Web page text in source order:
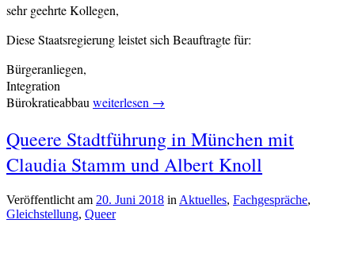
sehr geehrte Kollegen,
Diese Staatsregierung leistet sich Beauftragte für:
Bürgeranliegen,
Integration
Bürokratieabbau „Rede
Antrag
eine|n
Queer-
zu
ernennen“
weiterlesen →
Gleichstellung,
Queer
Queere Stadtführung in München mit
Claudia Stamm und Albert Knoll
Veröffentlicht am 20. Juni 2018 von
in Aktuelles, Fachgespräche,
Gleichstellung, Queer